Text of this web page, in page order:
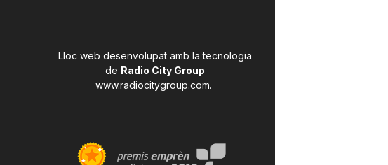
Lloc web desenvolupat amb la tecnologia
de Radio City Group
www.radiocitygroup.com.